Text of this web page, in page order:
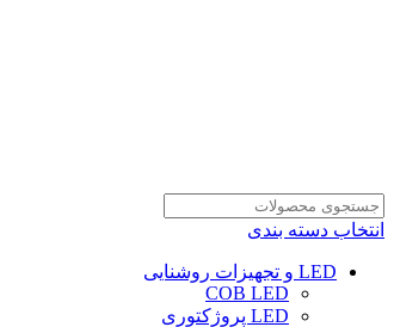
انتخاب دسته بندی
LED و تجهیزات روشنایی
COB LED
LED پروژکتوری